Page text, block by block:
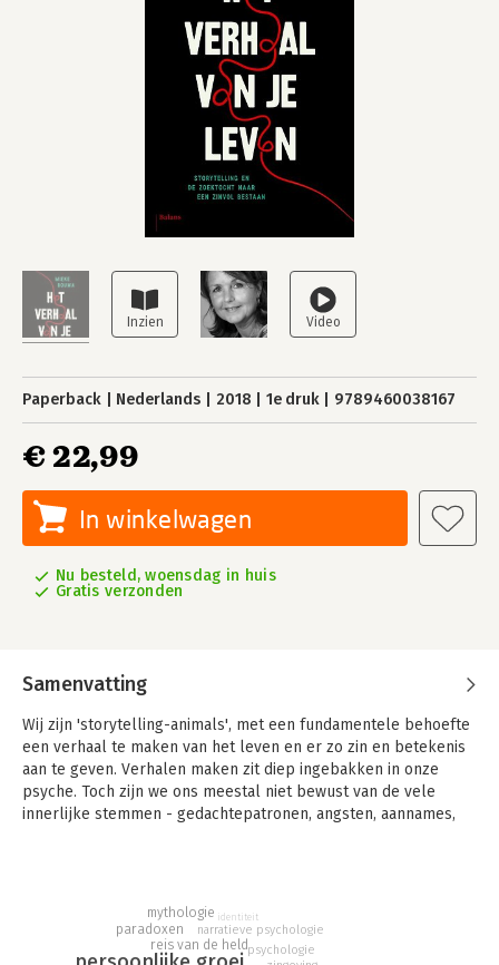
Paperback Nederlands 2018 1e druk 9789460038167
€ 22,99
In winkelwagen
Nu besteld, woensdag in huis
Gratis verzonden
Samenvatting
Wij zijn 'storytelling-animals', met een fundamentele behoefte
een verhaal te maken van het leven en er zo zin en betekenis
aan te geven. Verhalen maken zit diep ingebakken in onze
psyche. Toch zijn we ons meestal niet bewust van de vele
innerlijke stemmen - gedachtepatronen, angsten, aannames,
Ieder mens creëert zijn eigen werkelijkheid, zijn eigen
persoonlijke mythe. We zijn allemaal de held of heldin in ons
reis van de held
paradoxen
mythologie
narratieve psychologie
psychologie
identiteit